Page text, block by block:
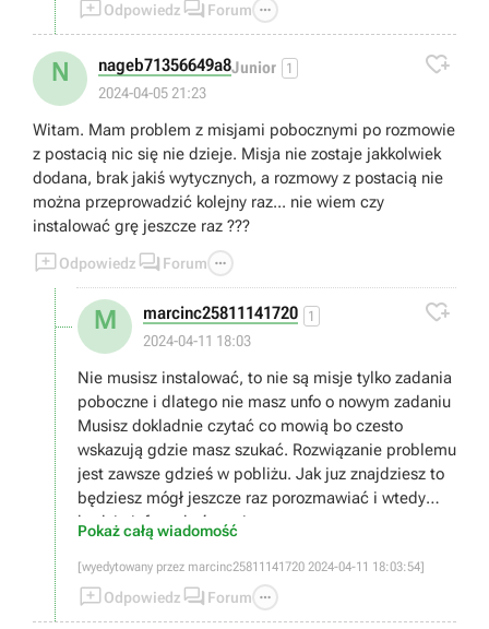
Odpowiedz  Forum 
N nageb71356649a8Junior 1
2024-04-05 21:23

Witam. Mam problem z misjami pobocznymi po rozmowie
z postacią nic się nie dzieje. Misja nie zostaje jakkolwiek
dodana, brak jakiś wytycznych, a rozmowy z postacią nie
można przeprowadzić kolejny raz... nie wiem czy
instalować grę jeszcze raz ???
Odpowiedz  Forum 
M marcinc25811141720 1
2024-04-11 18:03

Nie musisz instalować, to nie są misje tylko zadania
poboczne i dlatego nie masz unfo o nowym zadaniu
Musisz dokladnie czytać co mowią bo czesto
wskazują gdzie masz szukać. Rozwiązanie problemu
jest zawsze gdzieś w pobliżu. Jak juz znajdziesz to
będziesz mógł jeszcze raz porozmawiać i wtedy
będzie info o ukończeniu.
Pokaż całą wiadomość
[wyedytowany przez marcinc25811141720 2024-04-11 18:03:54]
Odpowiedz  Forum 